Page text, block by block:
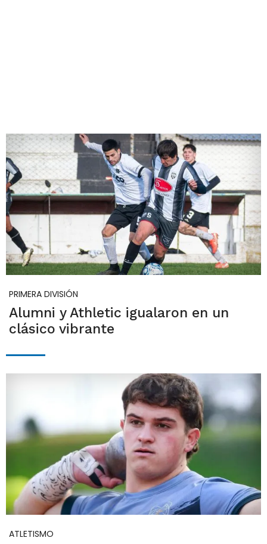
PRIMERA DIVISIÓN
Alumni y Athletic igualaron en un
clásico vibrante
ATLETISMO